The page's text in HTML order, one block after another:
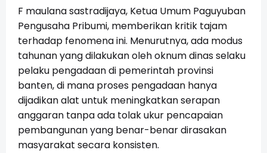
F maulana sastradijaya, Ketua Umum Paguyuban
Pengusaha Pribumi, memberikan kritik tajam
terhadap fenomena ini. Menurutnya, ada modus
tahunan yang dilakukan oleh oknum dinas selaku
pelaku pengadaan di pemerintah provinsi
banten, di mana proses pengadaan hanya
dijadikan alat untuk meningkatkan serapan
anggaran tanpa ada tolak ukur pencapaian
pembangunan yang benar-benar dirasakan
masyarakat secara konsisten.